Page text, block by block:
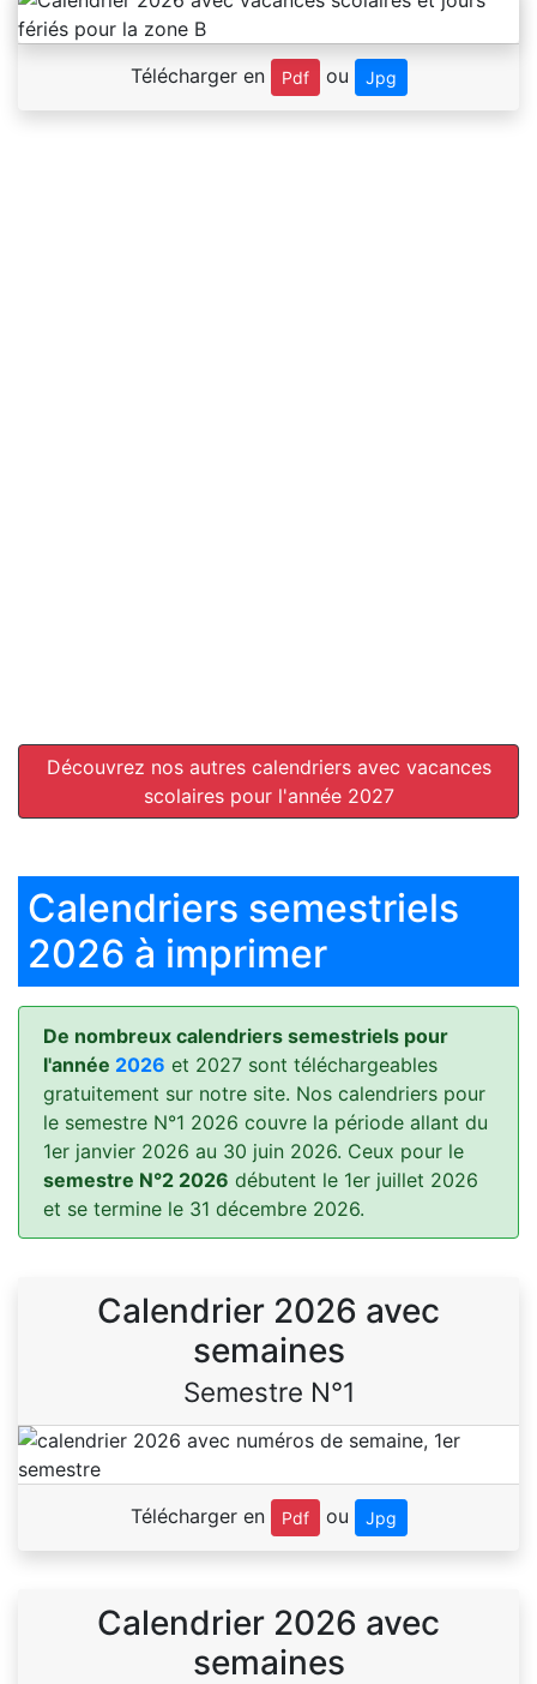
Télécharger en Pdf ou Jpg
Découvrez nos autres calendriers avec vacances
scolaires pour l'année 2027
Calendriers semestriels
2026 à imprimer
De nombreux calendriers semestriels pour
l'année 2026 et 2027 sont téléchargeables
gratuitement sur notre site. Nos calendriers pour
le semestre N°1 2026 couvre la période allant du
1er janvier 2026 au 30 juin 2026. Ceux pour le
semestre N°2 2026 débutent le 1er juillet 2026
et se termine le 31 décembre 2026.
Calendrier 2026 avec
semaines
Semestre N°1
Télécharger en Pdf ou Jpg
Calendrier 2026 avec
semaines